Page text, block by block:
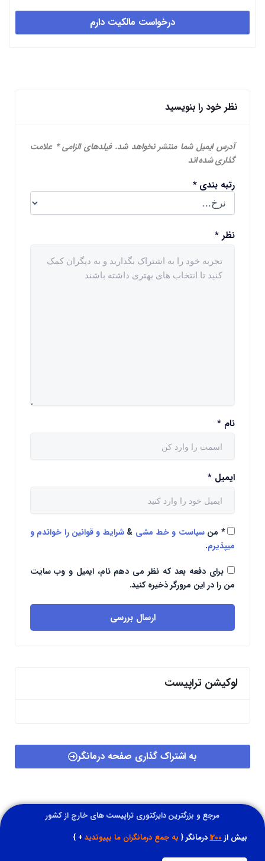
درخواست مالکیت دارم
نظر خود را بنویسید
آدرس ایمیل شما منتشر نخواهد شد. فیلدهای الزامی* علامت
گذاری شده اند
رتبه بندی*
نظر *
نام *
ایمیل *
* منسیاست و خط مشی &شرایط و قوانین را خواندم و
میپذیرم.
برای دفعه بعد که نظر می دهم نام، ایمیل و وب سایت
من را در این مرورگر ذخیره کنید.
ارسال بررسی
لوکیشن تراپیست
به اشتراک گذاری صفحه درمانگر
مرجع و بزرگترین دایرکتوری تراپیست های خارج از کشور
بیش از1200درمانگر { به جمع درمانگران ما بپیوندید+ }